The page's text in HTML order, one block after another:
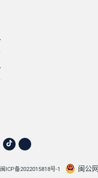
闽ICP备2022015818号-1 闽公